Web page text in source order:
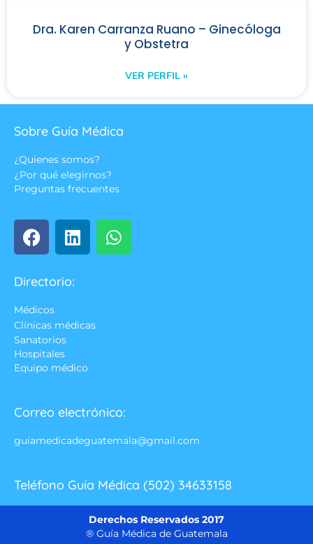
Dra. Karen Carranza Ruano – Ginecóloga
y Obstetra
VER PERFIL »
Sobre Guía Médica
¿Quienes somos?
¿Por qué elegirnos?
Preguntas frecuentes
Directorio:
Médicos
Clínicas médicas
Sanatorios
Hospitales
Equipo médico
Correo electrónico:
guiamedicadeguatemala@gmail.com
Teléfono Guía Médica (502) 34633158
Derechos Reservados 2017
® Guía Médica de Guatemala